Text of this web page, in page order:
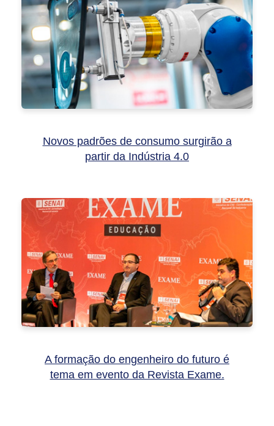
Novos padrões de consumo surgirão a
partir da Indústria 4.0
A formação do engenheiro do futuro é
tema em evento da Revista Exame.